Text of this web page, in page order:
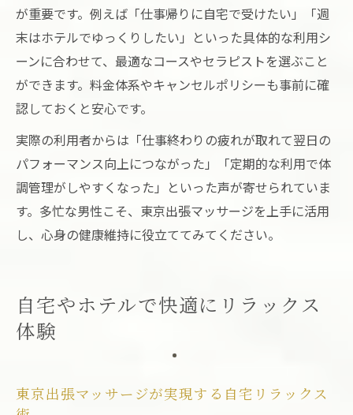
が重要です。例えば「仕事帰りに自宅で受けたい」「週
末はホテルでゆっくりしたい」といった具体的な利用シ
ーンに合わせて、最適なコースやセラピストを選ぶこと
ができます。料金体系やキャンセルポリシーも事前に確
認しておくと安心です。
実際の利用者からは「仕事終わりの疲れが取れて翌日の
パフォーマンス向上につながった」「定期的な利用で体
調管理がしやすくなった」といった声が寄せられていま
す。多忙な男性こそ、東京出張マッサージを上手に活用
し、心身の健康維持に役立ててみてください。
自宅やホテルで快適にリラックス
体験
東京出張マッサージが実現する自宅リラックス